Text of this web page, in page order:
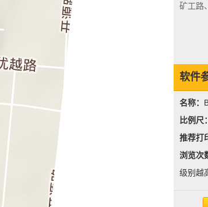
矿工路
软件
名称：
比例尺：
推荐打
浏览次
级别越